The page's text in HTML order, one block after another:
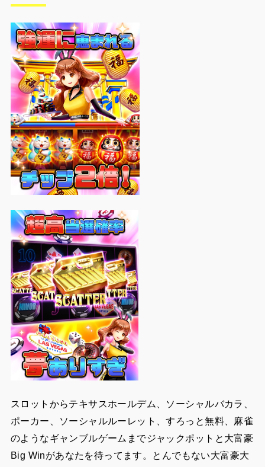
スロットからテキサスホールデム、ソーシャルバカラ、
ポーカー、ソーシャルルーレット、すろっと無料、麻雀
のようなギャンブルゲームまでジャックポットと大富豪
Big Winがあなたを待ってます。とんでもない大富豪大